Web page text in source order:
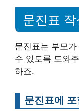
문진표 작
문진표는 부모
수 있도록 도와
하죠.
문진표에